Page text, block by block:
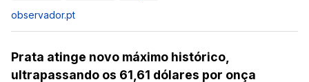
observador.pt
Prata atinge novo máximo histórico,
ultrapassando os 61,61 dólares por onça